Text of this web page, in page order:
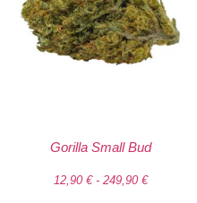
Gorilla Small Bud
12,90 € - 249,90 €